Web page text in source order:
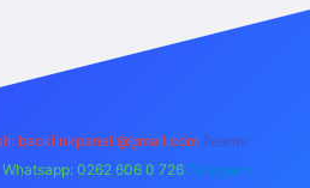
backlinkpaneli@gmail.com Teams:
Whatsapp: 0262 606 0 726 Telegram: